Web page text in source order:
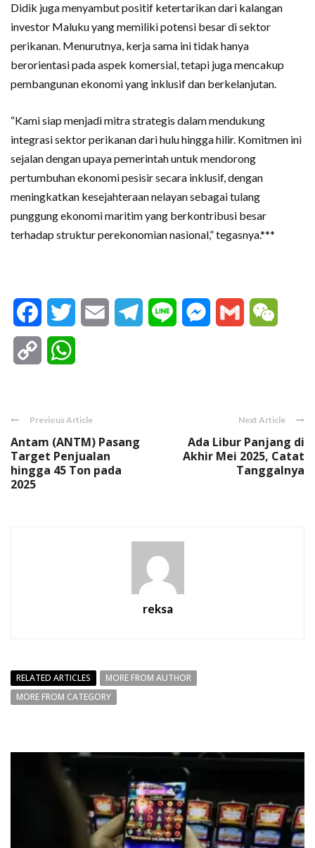
Didik juga menyambut positif ketertarikan dari kalangan
investor Maluku yang memiliki potensi besar di sektor
perikanan. Menurutnya, kerja sama ini tidak hanya
berorientasi pada aspek komersial, tetapi juga mencakup
pembangunan ekonomi yang inklusif dan berkelanjutan.
“Kami siap menjadi mitra strategis dalam mendukung
integrasi sektor perikanan dari hulu hingga hilir. Komitmen ini
sejalan dengan upaya pemerintah untuk mendorong
pertumbuhan ekonomi pesisir secara inklusif, dengan
meningkatkan kesejahteraan nelayan sebagai tulang
punggung ekonomi maritim yang berkontribusi besar
terhadap struktur perekonomian nasional,” tegasnya.***
FacebookTwitter Email Telegram
Line Messenger
Gmail
Copy
Previous Article
Antam (ANTM) Pasang
Target Penjualan
hingga 45 Ton pada
2025
Next Article
Ada Libur Panjang di
Akhir Mei 2025, Catat
Tanggalnya
reksa
RELATED ARTICLES
MORE FROM AUTHOR
MORE FROM CATEGORY